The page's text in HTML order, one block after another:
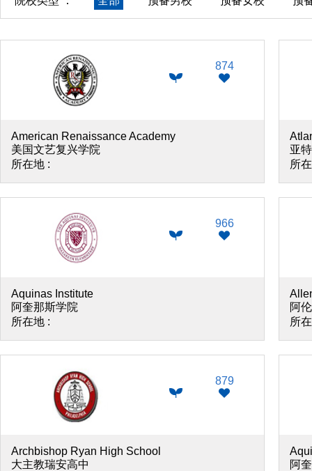
874
American Renaissance Academy
美国文艺复兴学院
所在地 :
亚
所
966
Aquinas Institute
阿奎那斯学院
所在地 :
阿
所
879
Archbishop Ryan High School
大主教瑞安高中
阿